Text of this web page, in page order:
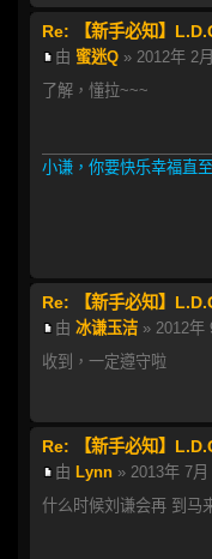
Re: 【新手必知】
由 蜜迷Q » 2012年 2
了解，懂拉~~~
小谦，你要快乐幸福直
Re: 【新手必知】
由 冰谦玉洁 » 2012年
收到，一定遵守啦
Re: 【新手必知】
由 Lynn » 2013年 7
什么时候刘谦会再 到马